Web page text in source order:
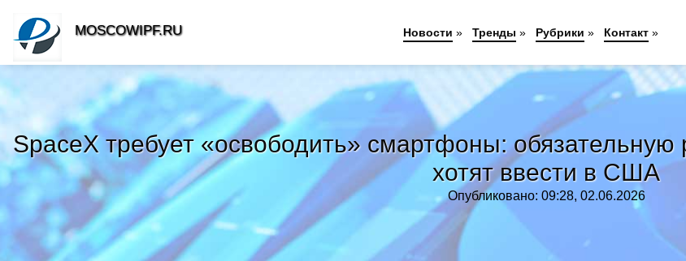
SpaceX требует «освободить» смартфоны: обязательную
хотят ввести в США
Опубликовано: 09:28, 02.06.2026
MOSCOWIPF.RU Новости » Тренды » Рубрики » Контакт »